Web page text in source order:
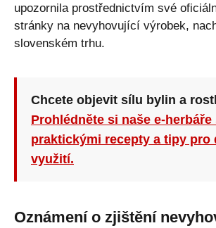
upozornila prostřednictvím své
stránky na nevyhovující výrobek,
slovenském trhu.
Chcete objevit sílu bylin a
Prohlédněte si naše e-herbáře
praktickými recepty a tipy pro
využití.
Oznámení o zjištění